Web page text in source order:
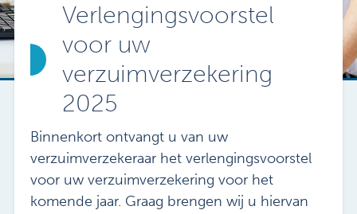
Verlengingsvoorstel
voor uw
verzuimverzekering
2025
Binnenkort ontvangt u van uw
verzuimverzekeraar het verlengingsvoorstel
voor uw verzuimverzekering voor het
komende jaar. Graag brengen wij u hiervan